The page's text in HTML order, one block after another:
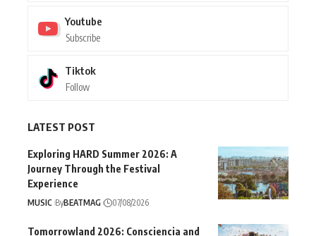
Youtube
Subscribe
Tiktok
Follow
LATEST POST
Exploring HARD Summer 2026: A
Journey Through the Festival
Experience
MUSIC ByBEATMAG 07/08/2026
Tomorrowland 2026: Consciencia and